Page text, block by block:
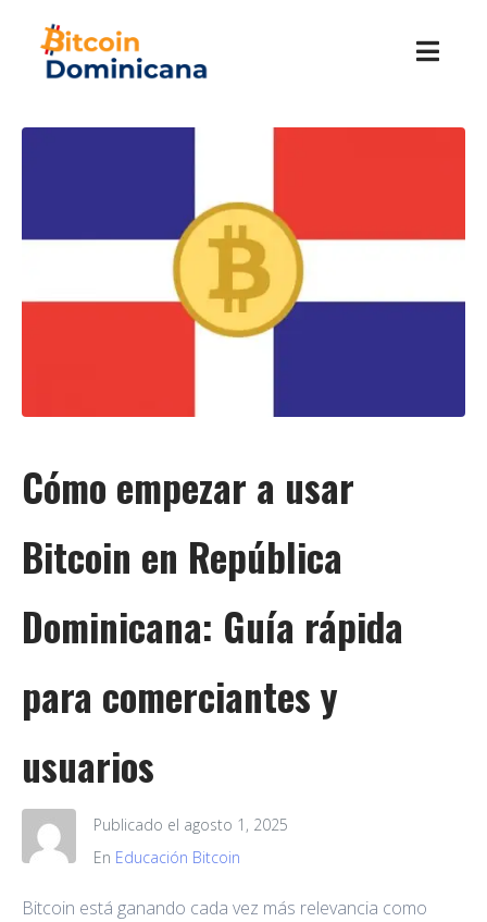
Publicado el agosto 1, 2025
En Educación Bitcoin
Cómo empezar a usar
Bitcoin en República
Dominicana: Guía rápida
para comerciantes y
usuarios
Bitcoin está ganando cada vez más relevancia como